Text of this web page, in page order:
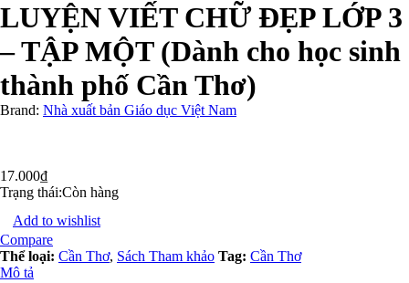
LUYỆN VIẾT CHỮ ĐẸP LỚP 3
– TẬP MỘT (Dành cho học sinh
thành phố Cần Thơ)
Brand: Nhà xuất bản Giáo dục Việt Nam
17.000₫
Trạng thái:Còn hàng
Add to wishlist
Compare
Thể loại: Cần Thơ, Sách Tham khảo Tag: Cần Thơ
Mô tả